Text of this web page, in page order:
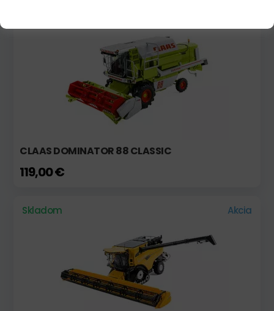
CLAAS DOMINATOR 88 CLASSIC
119,00 €
Skladom Akcia